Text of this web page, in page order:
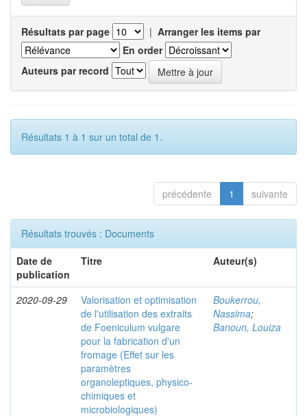
Résultats par page | Arranger les items par
En order
Auteurs par record
Résultats 1 à 1 sur un total de 1.
précédente 1 suivante
Résultats trouvés : Documents
Date de
publication
Titre Auteur(s)
2020-09-29
Valorisation et optimisation
de l'utilisation des extraits
de Foeniculum vulgare
pour la fabrication d'un
fromage (Effet sur les
paramètres
organoleptiques, physico-
chimiques et
microbiologiques)
Boukerrou,
Nassima;
Banoun, Louiza